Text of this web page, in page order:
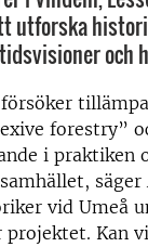
utforska
och
forestry”
i praktiken
säger
vid Umeå
projektet. Kan